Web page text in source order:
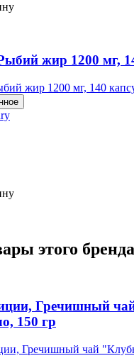
жир 1200 мг,
этого бренда
Гречишный
150 гр